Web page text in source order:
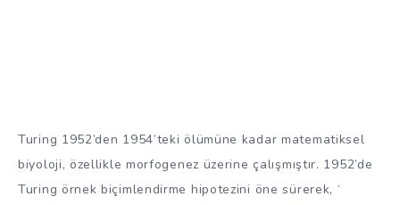
Turing 1952’den 1954’teki ölümüne kadar matematiksel
biyoloji, özellikle morfogenez üzerine çalışmıştır. 1952’de
Turing örnek biçimlendirme hipotezini öne sürerek, ‘